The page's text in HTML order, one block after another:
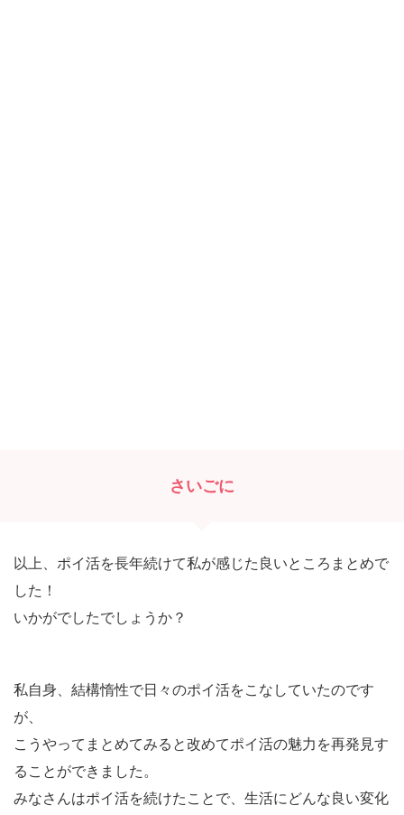
さいごに
以上、ポイ活を長年続けて私が感じた良いところまとめで
した！
いかがでしたでしょうか？
私自身、結構惰性で日々のポイ活をこなしていたのです
が、
こうやってまとめてみると改めてポイ活の魅力を再発見す
ることができました。
みなさんはポイ活を続けたことで、 生活にどんな良い変化